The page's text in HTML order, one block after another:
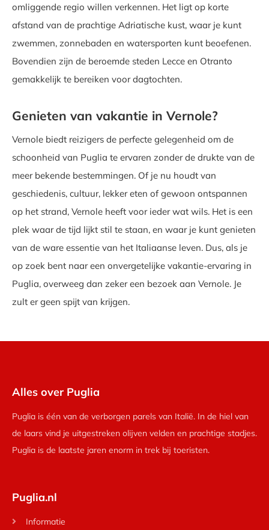
omliggende regio willen verkennen. Het ligt op korte
afstand van de prachtige Adriatische kust, waar je kunt
zwemmen, zonnebaden en watersporten kunt beoefenen.
Bovendien zijn de beroemde steden Lecce en Otranto
gemakkelijk te bereiken voor dagtochten.
Genieten van vakantie in Vernole?
Vernole biedt reizigers de perfecte gelegenheid om de
schoonheid van Puglia te ervaren zonder de drukte van de
meer bekende bestemmingen. Of je nu houdt van
geschiedenis, cultuur, lekker eten of gewoon ontspannen
op het strand, Vernole heeft voor ieder wat wils. Het is een
plek waar de tijd lijkt stil te staan, en waar je kunt genieten
van de ware essentie van het Italiaanse leven. Dus, als je
op zoek bent naar een onvergetelijke vakantie-ervaring in
Puglia, overweeg dan zeker een bezoek aan Vernole. Je
zult er geen spijt van krijgen.
Alles over Puglia
Puglia is één van de verborgen parels van Italië. In de hiel van
de laars vind je uitgestreken olijven velden en prachtige stadjes.
Puglia is de laatste jaren enorm in trek bij toeristen.
Puglia.nl
Informatie